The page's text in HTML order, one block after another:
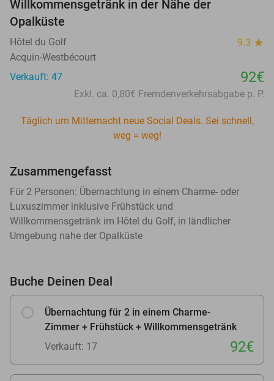
Willkommensgetränk in der Nähe der
Opalküste
Hôtel du Golf 9.3 star
Acquin-Westbécourt
Verkauft: 47
92€
Exkl. ca. 0,80€ Fremdenverkehrsabgabe p. P.
Täglich um Mitternacht neue Social Deals. Sei schnell,
weg = weg!
Zusammengefasst
Für 2 Personen: Übernachtung in einem Charme- oder
Luxuszimmer inklusive Frühstück und
Willkommensgetränk im Hôtel du Golf, in ländlicher
Umgebung nahe der Opalküste
Buche Deinen Deal
Übernachtung für 2 in einem Charme-
Zimmer + Frühstück + Willkommensgetränk
Verkauft: 17
92€